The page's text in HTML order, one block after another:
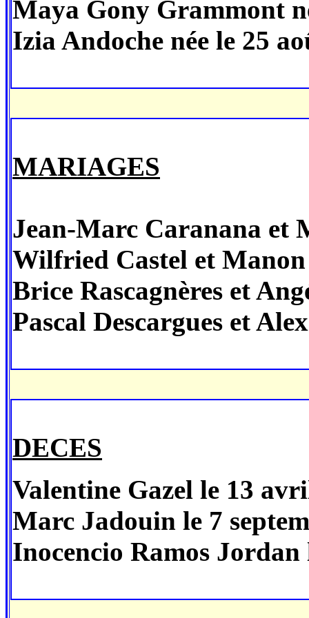
Maya Gony Grammont
Izia Andoche née le 25
MARIAGES
Jean-Marc Caranana et
Wilfried Castel et
Brice Rascagnères et
Pascal Descargues et
DECES
Valentine Gazel le 13
Marc Jadouin le 7
Inocencio Ramos Jordan